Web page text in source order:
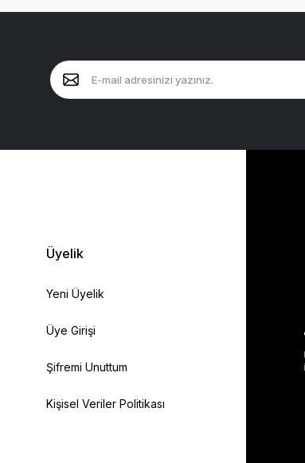
Üyelik
Yeni Üyelik
Üye Girişi
Şifremi Unuttum
Kişisel Veriler Politikası